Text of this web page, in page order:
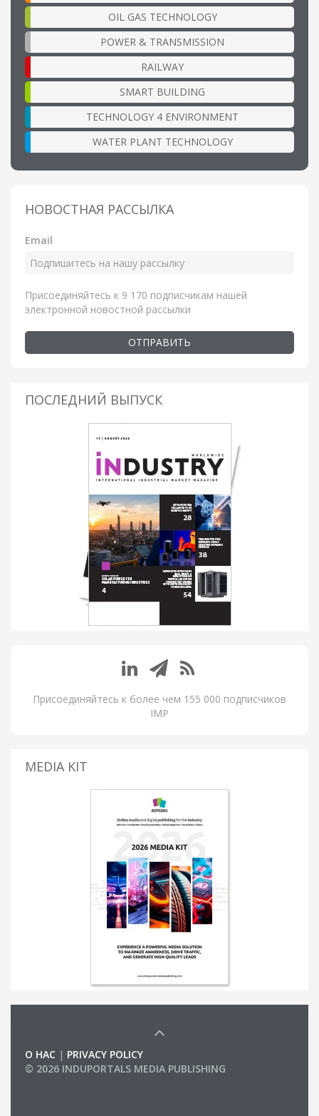
OIL GAS TECHNOLOGY
POWER & TRANSMISSION
RAILWAY
SMART BUILDING
TECHNOLOGY 4 ENVIRONMENT
WATER PLANT TECHNOLOGY
НОВОСТНАЯ РАССЫЛКА
Email
Присоединяйтесь к 9 170 подписчикам нашей
электронной новостной рассылки
ОТПРАВИТЬ
ПОСЛЕДНИЙ ВЫПУСК
Присоединяйтесь к более чем 155 000 подписчиков
IMP
MEDIA KIT
О НАС | PRIVACY POLICY
© 2026 INDUPORTALS MEDIA PUBLISHING